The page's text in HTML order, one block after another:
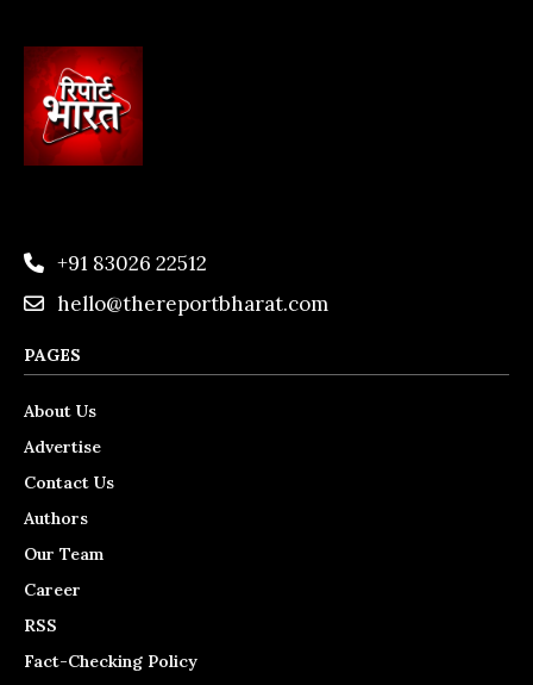
+91 83026 22512
hello@thereportbharat.com
PAGES
About Us
Advertise
Contact Us
Authors
Our Team
Career
RSS
Fact-Checking Policy